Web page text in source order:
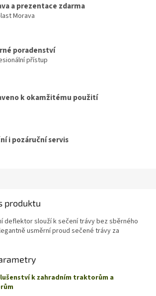
a prezentace zdarma
Morava
poradenství
přístup
k okamžitému použití
i pozáruční servis
produktu
deflektorslouží k sečení trávy bez sběrného
usměrní proud sečené trávy za
k zahradním traktorům a